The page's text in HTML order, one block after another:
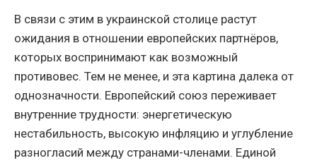
В связи с этим в украинской столице растут
ожидания в отношении европейских партнёров,
которых воспринимают как возможный
противовес. Тем не менее, и эта картина далека от
однозначности. Европейский союз переживает
внутренние трудности: энергетическую
нестабильность, высокую инфляцию и углубление
разногласий между странами-членами. Единой